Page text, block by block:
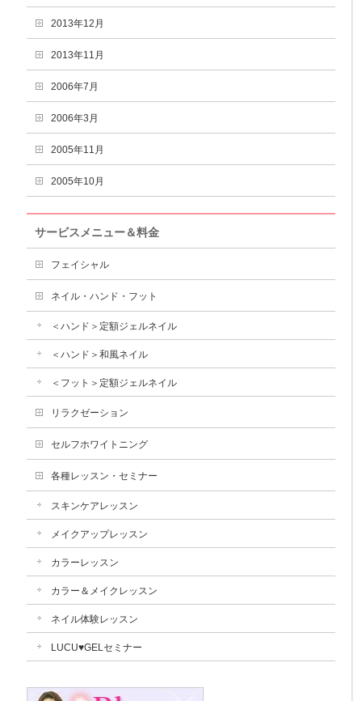
2013年12月
2013年11月
2006年7月
2006年3月
2005年11月
2005年10月
サービスメニュー＆料金
フェイシャル
ネイル・ハンド・フット
＜ハンド＞定額ジェルネイル
＜ハンド＞和風ネイル
＜フット＞定額ジェルネイル
リラクゼーション
セルフホワイトニング
各種レッスン・セミナー
スキンケアレッスン
メイクアップレッスン
カラーレッスン
カラー＆メイクレッスン
ネイル体験レッスン
LUCU♥GELセミナー